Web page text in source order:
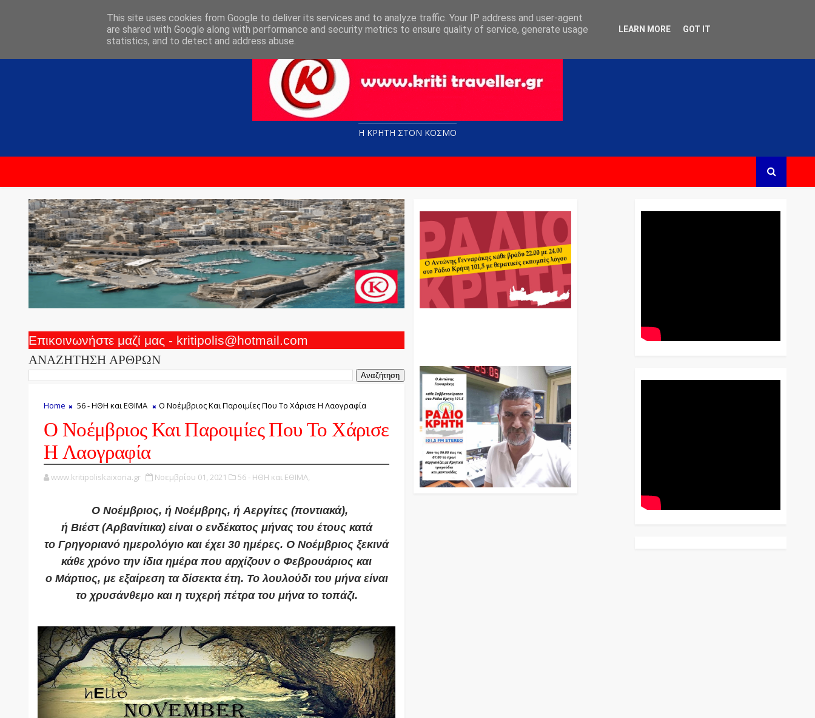
Η ΚΡΗΤΗ ΣΤΟN KOΣΜΟ
Επικοινωνήστε μαζί μας - kritipolis@hotmail.com
ΑΝΑΖΗΤΗΣΗ ΑΡΘΡΩΝ
Home 56 - ΗΘΗ και ΕΘΙΜΑ Ο Νοέμβριος Και Παροιμίες Που Το Χάρισε Η Λαογραφία
Ο Νοέμβριος Και Παροιμίες Που Το Χάρισε
Η Λαογραφία
www.kritipoliskaixoria.gr Νοεμβρίου 01, 2021 56 - ΗΘΗ και ΕΘΙΜΑ,
Ο Νοέμβριος, ή Νοέμβρης, ήΑεργίτες(ποντιακά),
ή Βιέστ(Αρβανίτικα) είναι ο ενδέκατος μήνας του έτους κατά
το Γρηγοριανό ημερολόγιο και έχει 30 ημέρες. Ο Νοέμβριος ξεκινά
κάθε χρόνο την ίδια ημέρα που αρχίζουν ο Φεβρουάριος και
ο Μάρτιος, με εξαίρεση τα δίσεκτα έτη. Το λουλούδι του μήνα είναι
το χρυσάνθεμο και η τυχερή πέτρα του μήνα το τοπάζι.
This site uses cookies from Google to deliver its services and to analyze traffic. Your IP address and user-agent
are shared with Google along with performance and security metrics to ensure quality of service, generate usage
statistics, and to detect and address abuse.
LEARN MORE GOT IT